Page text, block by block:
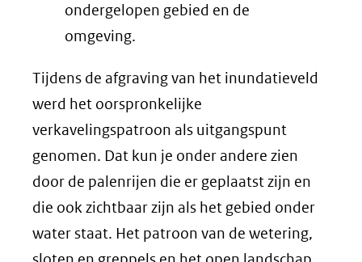
ondergelopen gebied en de
omgeving.
Tijdens de afgraving van het inundatieveld
werd het oorspronkelijke
verkavelingspatroon als uitgangspunt
genomen. Dat kun je onder andere zien
door de palenrijen die er geplaatst zijn en
die ook zichtbaar zijn als het gebied onder
water staat. Het patroon van de wetering,